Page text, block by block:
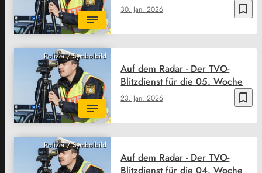
bookmark_border
30. Jan. 2026
Polizei / Symbolbild
bookmark_border
23. Jan. 2026
Auf dem Radar - Der TVO-
Blitzdienst für die 05. Woche
Polizei / Symbolbild
Auf dem Radar - Der TVO-
Blitzdienst für die 04. Woche